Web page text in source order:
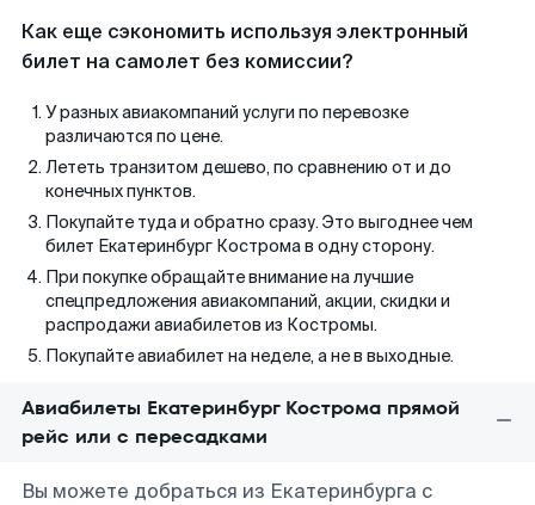
Как еще сэкономить используя электронный
билет на самолет без комиссии?
У разных авиакомпаний услуги по перевозке
различаются по цене.
Лететь транзитом дешево, по сравнению от и до
конечных пунктов.
Покупайте туда и обратно сразу. Это выгоднее чем
билет Екатеринбург Кострома в одну сторону.
При покупке обращайте внимание на лучшие
спецпредложения авиакомпаний, акции, скидки и
распродажи авиабилетов из Костромы.
Покупайте авиабилет на неделе, а не в выходные.
Авиабилеты Екатеринбург Кострома прямой
рейс или с пересадками
Вы можете добраться из Екатеринбурга с